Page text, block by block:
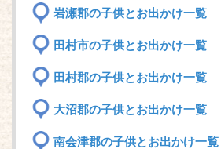
岩瀬郡の子供とお出かけ一覧
田村市の子供とお出かけ一覧
田村郡の子供とお出かけ一覧
大沼郡の子供とお出かけ一覧
南会津郡の子供とお出かけ一覧